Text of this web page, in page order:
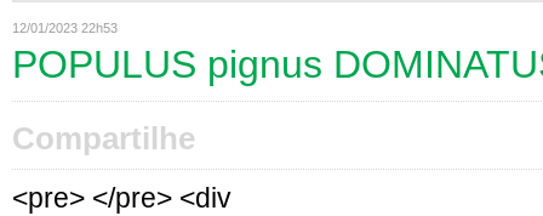
12/01/2023 22h53
POPULUS pignus
Compartilhe
<pre> </pre> <div